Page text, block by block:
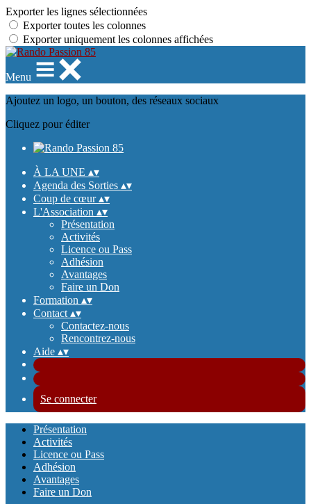
Exporter les lignes sélectionnées
Exporter toutes les colonnes
Exporter uniquement les colonnes affichées
Menu
Ajoutez un logo, un bouton, des réseaux sociaux
Cliquez pour éditer
À LA UNE ▴▾
Agenda des Sorties ▴▾
Coup de cœur▴▾
L'Association ▴▾
Présentation
Activités
Licence ou Pass
Adhésion
Avantages
Faire un Don
Formation ▴▾
Contact ▴▾
Contactez-nous
Rencontrez-nous
Aide ▴▾
Se connecter
Présentation
Activités
Licence ou Pass
Adhésion
Avantages
Faire un Don